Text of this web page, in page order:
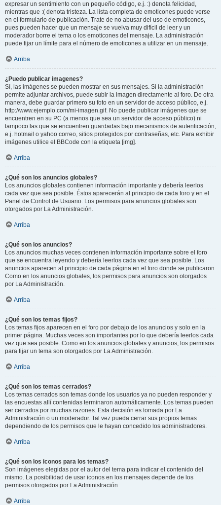
expresar un sentimiento con un pequeño código, e.j. :) denota felicidad,
mientras que :( denota tristeza. La lista completa de emoticones puede verse
en el formulario de publicación. Trate de no abusar del uso de emoticonos,
pues pueden hacer que un mensaje se vuelva muy difícil de leer y un
moderador borre el tema o los emoticones del mensaje. La administración
puede fijar un límite para el número de emoticones a utilizar en un mensaje.
Arriba
¿Puedo publicar imagenes?
Sí, las imágenes se pueden mostrar en sus mensajes. Si la administración
permite adjuntar archivos, puede subir la imagen directamente al foro. De otra
manera, debe guardar primero su foto en un servidor de acceso público, e.j.
http://www.ejemplo.com/mi-imagen.gif. No puede publicar imágenes que se
encuentren en su PC (a menos que sea un servidor de acceso público) ni
tampoco las que se encuentren guardadas bajo mecanismos de autenticación,
e.j. hotmail o yahoo correo, sitios protegidos por contraseñas, etc. Para exhibir
imágenes utilice el BBCode con la etiqueta [img].
Arriba
¿Qué son los anuncios globales?
Los anuncios globales contienen información importante y debería leerlos
cada vez que sea posible. Éstos aparecerán al principio de cada foro y en el
Panel de Control de Usuario. Los permisos para anuncios globales son
otorgados por La Administración.
Arriba
¿Qué son los anuncios?
Los anuncios muchas veces contienen información importante sobre el foro
que se encuentra leyendo y debería leerlos cada vez que sea posible. Los
anuncios aparecen al principio de cada página en el foro donde se publicaron.
Como en los anuncios globales, los permisos para anuncios son otorgados
por La Administración.
Arriba
¿Qué son los temas fijos?
Los temas fijos aparecen en el foro por debajo de los anuncios y solo en la
primer página. Muchas veces son importantes por lo que debería leerlos cada
vez que sea posible. Como en los anuncios globales y anuncios, los permisos
para fijar un tema son otorgados por La Administración.
Arriba
¿Qué son los temas cerrados?
Los temas cerrados son temas donde los usuarios ya no pueden responder y
las encuestas allí contenidas terminaron automáticamente. Los temas pueden
ser cerrados por muchas razones. Esta decisión es tomada por La
Administración o un moderador. Tal vez pueda cerrar sus propios temas
dependiendo de los permisos que le hayan concedido los administradores.
Arriba
¿Qué son los iconos para los temas?
Son imágenes elegidas por el autor del tema para indicar el contenido del
mismo. La posibilidad de usar iconos en los mensajes depende de los
permisos otorgados por La Administración.
Arriba